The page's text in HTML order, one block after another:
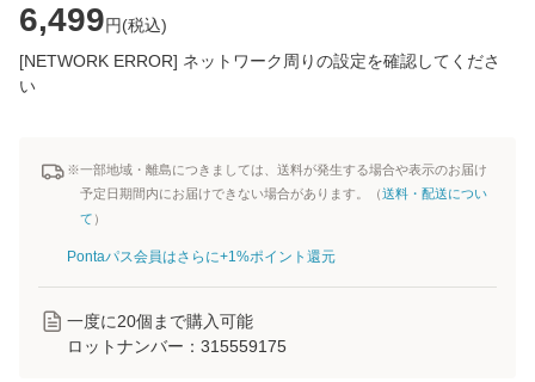
6,499円(税込)
[NETWORK ERROR] ネットワーク周りの設定を確認してくださ
い
※一部地域・離島につきましては、送料が発生する場合や表示のお届け
予定日期間内にお届けできない場合があります。（送料・配送につい
て ）
Pontaパス会員はさらに+1%ポイント還元
一度に20個まで購入可能
ロットナンバー： 315559175